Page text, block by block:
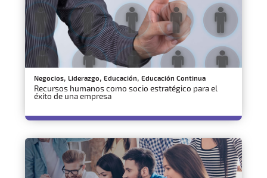
Negocios, Liderazgo, Educación, Educación Continua
Recursos humanos como socio estratégico para el
éxito de una empresa